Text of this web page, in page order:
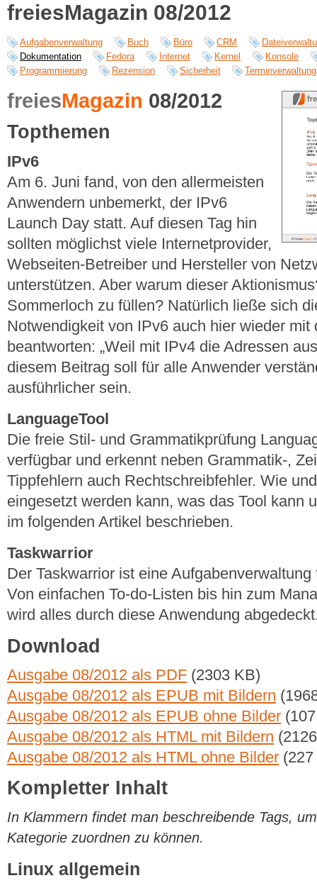
freiesMagazin 08/2012
Aufgabenverwaltung Buch Büro CRM
Dokumentation
Fedora Internet Kernel
Konsole
Programmierung
Rezension Sicherheit Terminverwaltung
freiesMagazin 08/2012
Topthemen
IPv6
Am 6. Juni fand, von den allermeisten
Anwendern unbemerkt, der IPv6
Launch Day statt. Auf diesen Tag hin
sollten möglichst viele Internetprovider,
Webseiten-Betreiber und Hersteller von
unterstützen. Aber warum dieser
Sommerloch zu füllen? Natürlich ließe sich
Notwendigkeit von IPv6 auch hier wieder mit
beantworten: „Weil mit IPv4 die Adressen
diesem Beitrag soll für alle Anwender
ausführlicher sein.
LanguageTool
Die freie Stil- und Grammatikprüfung
verfügbar und erkennt neben Grammatik-,
Tippfehlern auch Rechtschreibfehler. Wie
eingesetzt werden kann, was das Tool kann
im folgenden Artikel beschrieben.
Taskwarrior
Der Taskwarrior ist eine
Von einfachen To-do-Listen bis hin zum
wird alles durch diese Anwendung
Download
Ausgabe 08/2012 als PDF (2303 KB)
Ausgabe 08/2012 als EPUB mit Bildern
Ausgabe 08/2012 als EPUB ohne Bilder
Ausgabe 08/2012 als HTML mit Bildern
Ausgabe 08/2012 als HTML ohne Bilder
Kompletter Inhalt
In Klammern findet man beschreibende Tags,
Kategorie zuordnen zu können.
Linux allgemein